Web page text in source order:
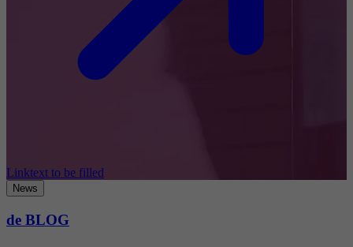
Linktext to be filled
News
de BLOG